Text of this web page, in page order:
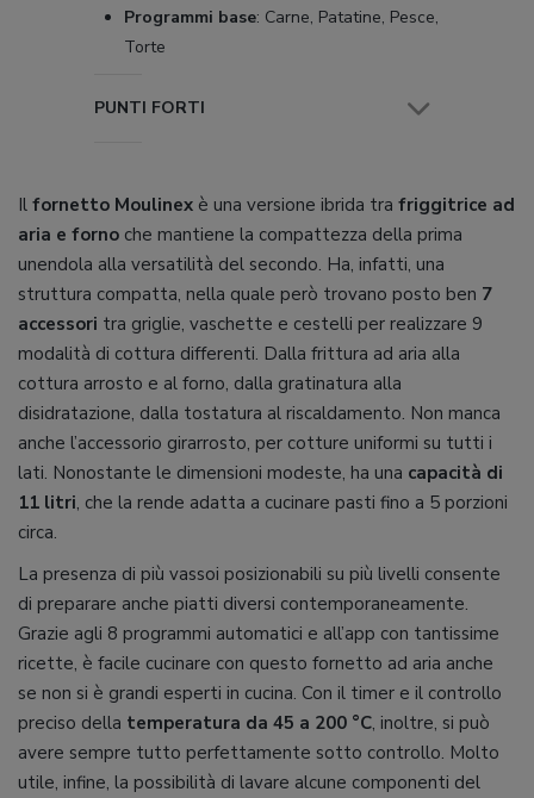
Programmi base: Carne, Patatine, Pesce,
Torte
PUNTI FORTI
Il fornetto Moulinex è una versione ibrida tra friggitrice ad
aria e forno che mantiene la compattezza della prima
unendola alla versatilità del secondo. Ha, infatti, una
struttura compatta, nella quale però trovano posto ben 7
accessori tra griglie, vaschette e cestelli per realizzare 9
modalità di cottura differenti. Dalla frittura ad aria alla
cottura arrosto e al forno, dalla gratinatura alla
disidratazione, dalla tostatura al riscaldamento. Non manca
anche l’accessorio girarrosto, per cotture uniformi su tutti i
lati. Nonostante le dimensioni modeste, ha una capacità di
11 litri, che la rende adatta a cucinare pasti fino a 5 porzioni
circa.
La presenza di più vassoi posizionabili su più livelli consente
di preparare anche piatti diversi contemporaneamente.
Grazie agli 8 programmi automatici e all’app con tantissime
ricette, è facile cucinare con questo fornetto ad aria anche
se non si è grandi esperti in cucina. Con il timer e il controllo
preciso della temperatura da 45 a 200 °C, inoltre, si può
avere sempre tutto perfettamente sotto controllo. Molto
utile, infine, la possibilità di lavare alcune componenti del